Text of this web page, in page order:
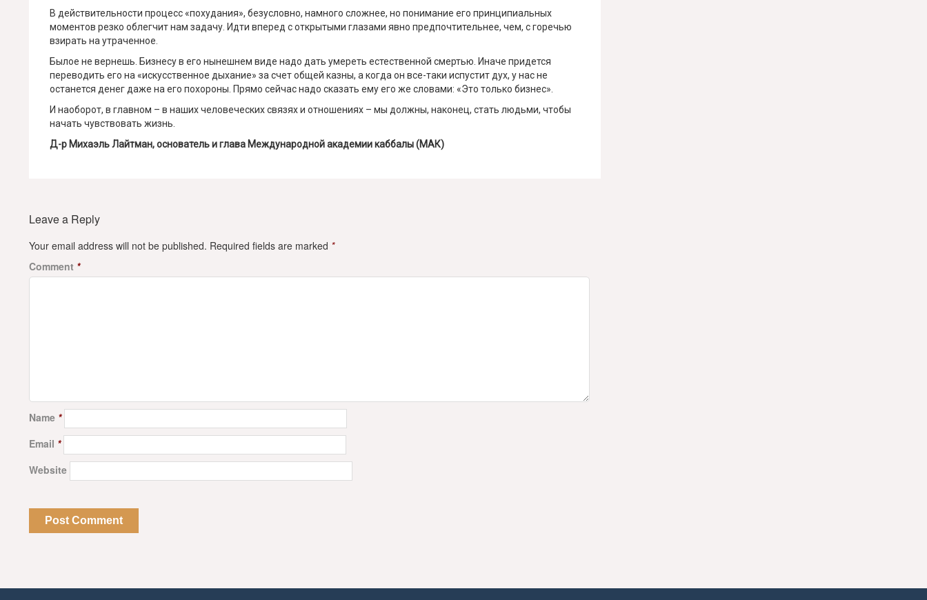
В действительности процесс «похудания», безусловно, намного сложнее, но понимание его принципиальных
моментов резко облегчит нам задачу. Идти вперед с открытыми глазами явно предпочтительнее, чем, с горечью
взирать на утраченное.
Былое не вернешь. Бизнесу в его нынешнем виде надо дать умереть естественной смертью. Иначе придется
переводить его на «искусственное дыхание» за счет общей казны, а когда он все-таки испустит дух, у нас не
останется денег даже на его похороны. Прямо сейчас надо сказать ему его же словами: «Это только бизнес».
И наоборот, в главном – в наших человеческих связях и отношениях – мы должны, наконец, стать людьми, чтобы
начать чувствовать жизнь.
Д-р Михаэль Лайтман, основатель и глава Международной академии каббалы (МАК)
Leave a Reply
Your email address will not be published. Required fields are marked *
Comment *
Name *
Email *
Website